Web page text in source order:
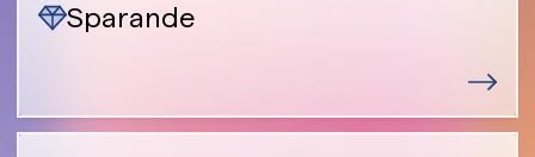
Sparande